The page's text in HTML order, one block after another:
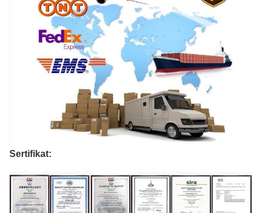
Sertifikat: